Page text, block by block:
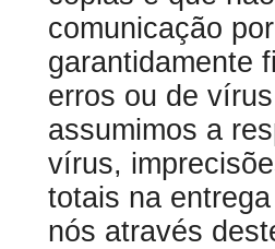
comunicação
garantidamente
erros ou de
assumimos a
vírus,
totais na
nós através